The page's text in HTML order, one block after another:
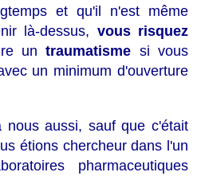
et qu'il n'est même
là-dessus, vous risquez
untraumatisme si vous
un minimum d'ouverture
aussi, sauf que c'était
étions chercheur dans l'un
pharmaceutiques